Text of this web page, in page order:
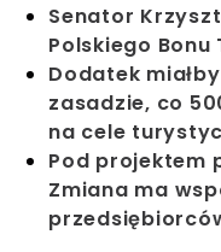
Senator
Polskiego
Dodatek
zasadzie, co
na cele
Pod projektem
Zmiana ma